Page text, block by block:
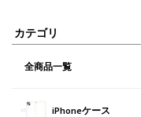
カテゴリ
全商品一覧
iPhoneケース